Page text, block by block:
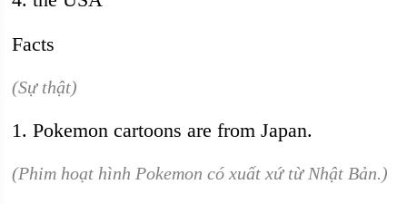
Facts
(Sự thật)
1. Pokemon cartoons are from Japan.
(Phim hoạt hình Pokemon có xuất xứ từ Nhật Bản.)